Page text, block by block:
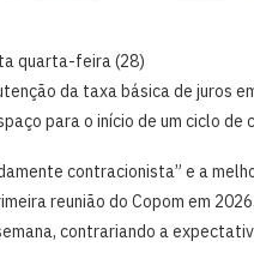
quarta-feira (28)
da taxa básica de juros
para o início de um ciclo de
contracionista” e a
reunião do Copom em
contrariando a